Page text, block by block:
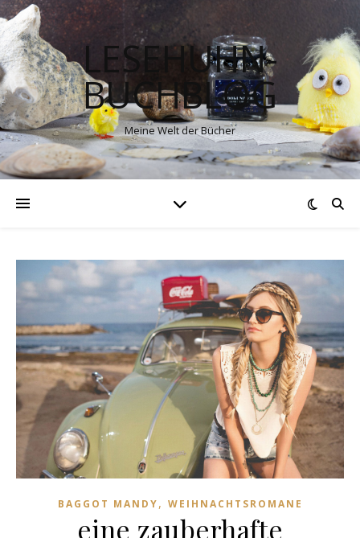
LESEHUHN-
BUCHBLOG
Meine Welt der Bücher
BAGGOT MANDY, WEIHNACHTSROMANE
eine zauberhafte